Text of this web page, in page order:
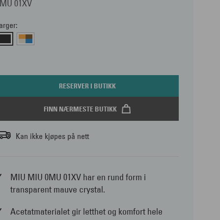
01XV
RESERVER I BUTIKK
FINN NÆRMESTE BUTIKK
Kan ikke kjøpes på nett
MIU MIU 0MU 01XV har en rund form i
transparent mauve crystal.
Acetatmaterialet gir letthet og komfort hele